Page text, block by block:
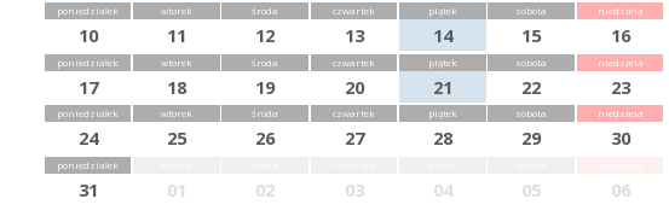
poniedziałek
10
wtorek
11
środa
12
czwartek
13
piątek
14
sobota
15
niedziela
16
poniedziałek
17
wtorek
18
środa
19
czwartek
20
piątek
21
sobota
22
niedziela
23
poniedziałek
24
wtorek
25
środa
26
czwartek
27
piątek
28
sobota
29
niedziela
30
poniedziałek
31 01 02 03 04 05 06